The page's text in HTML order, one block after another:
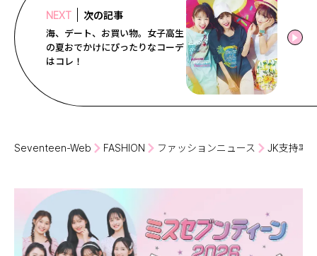
NEXT 次の記事
海、デート、お買い物。女子高生
の夏おでかけにぴったりなコーデ
はコレ！
Seventeen-Web FASHION ファッションニュース JK支持率